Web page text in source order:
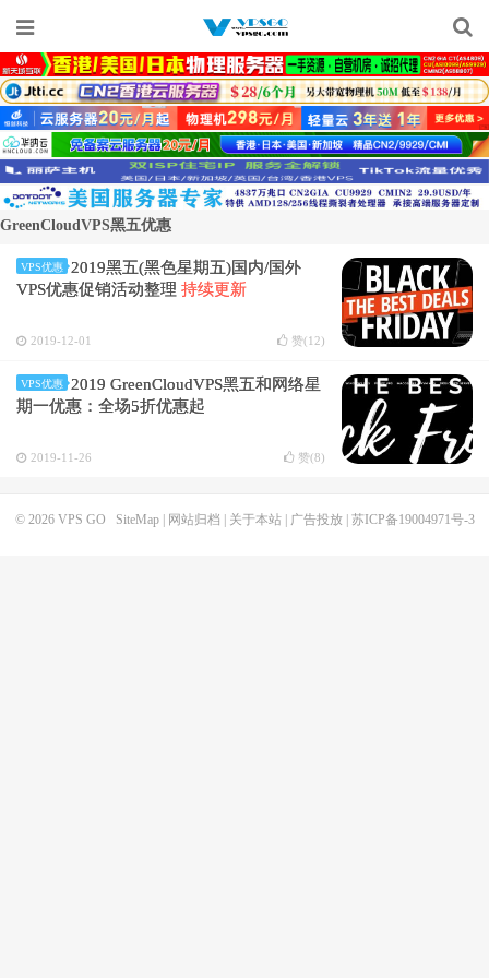
GreenCloudVPS黑五优惠
VPS优惠
2019黑五(黑色星期五)国内/国外
VPS优惠促销活动整理 持续更新
2019-12-01 赞(12)
VPS优惠
2019 GreenCloudVPS黑五和网络星
期一优惠：全场5折优惠起
2019-11-26 赞(8)
© 2026 VPS GO SiteMap| 网站归档 关于本站| 广告投放| 苏ICP备19004971号-3